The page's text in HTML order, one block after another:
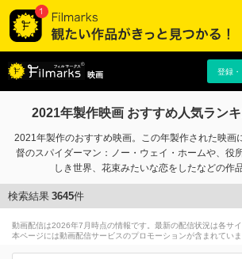
映画 登録
2021年製作映画 おすすめ人気ラン
2021年製作のおすすめ映画。この年製作された映画
督のスパイダーマン：ノー・ウェイ・ホームや、役
しき世界、花束みたいな恋をしたなどの作
検索結果 3645件
動画配信は2026年7月時点の情報です。最新の配信状況は各サイ
本ページには動画配信サービスのプロモーションが含まれていま